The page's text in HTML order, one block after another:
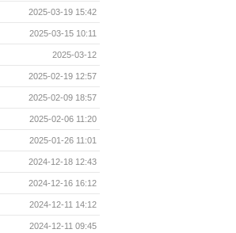
2025-03-19 15:42
2025-03-15 10:11
2025-03-12
2025-02-19 12:57
2025-02-09 18:57
2025-02-06 11:20
2025-01-26 11:01
2024-12-18 12:43
2024-12-16 16:12
2024-12-11 14:12
2024-12-11 09:45